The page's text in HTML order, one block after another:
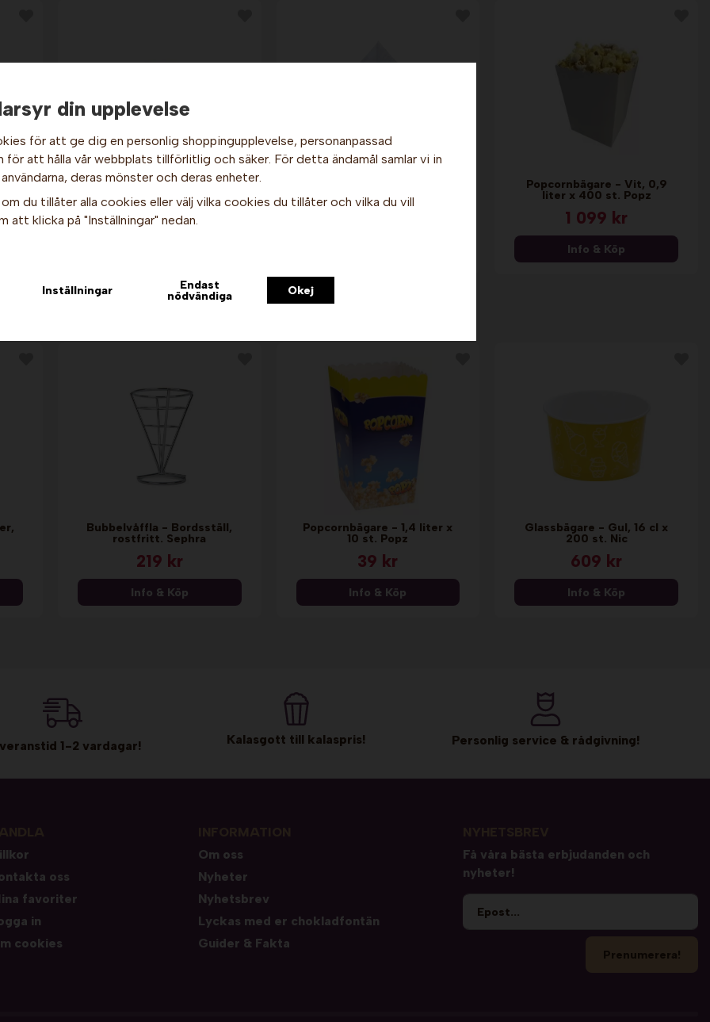
Hej och välkommen till Gottes!
Hos oss får alla handla men välj privatperson (inkl. moms) eller
företag (exkl. moms) för hur våra priser ska visas.
Popcornbägare - Röd/Vit,
1,4 liter x 600 st.
2 089 kr
Popcornbägare - Vit, 0,9
liter x 400 st. Popz
1 099 kr
Info & Köp
Bubbelvåffla - Bordsställ,
rostfritt. Sephra
219 kr
Info & Köp
Popcornbägare - 1,4 liter x
10 st. Popz
39 kr
Info & Köp
Glassbägare - Gul, 16 cl x
200 st. Nic
609 kr
Info & Köp
1-2 vardagar! Kalasgott till kalaspris! Personlig service & rådgivning!
oss
favoriter
in
cookies
Om oss
Nyheter
Nyhetsbrev
Lyckas med er chokladfontän
Guider & Fakta
Få våra bästa erbjudanden och
nyheter!
Prenumerera!
din upplevelse
för att ge dig en personlig shoppingupplevelse, personanpassad
för att hålla vår webbplats tillförlitlig och säker. För detta ändamål samlar vi in
deras mönster och deras enheter.
om du tillåter alla cookies eller välj vilka cookies du tillåter och vilka du vill
att klicka på "Inställningar" nedan.
Inställningar Endast
nödvändiga Okej